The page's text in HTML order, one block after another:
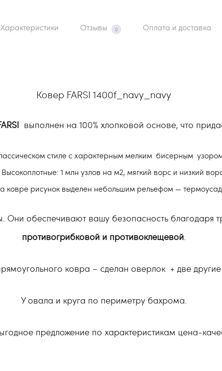
Характеристики Отзывы 0 Оплата и доставка
Ковер FARSI 1400f_navy_navy
выполнен на 100% хлопковой основе, что
стиле с характерным мелким бисерным
Высокоплотные: 1 млн узлов на м2, мягкий ворс и низкий
ковре рисунок выделен небольшим рельефом —
Они обеспечивают вашу безопасность благодаря
противогрибковой и противоклещевой.
ковра – сделан оверлок + две
У овала и круга по периметру бахрома.
предложение по характеристикам цена-